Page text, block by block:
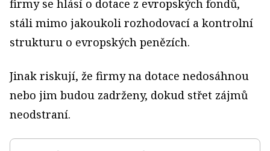
firmy se hlásí o dotace z evropských fondů,
stáli mimo jakoukoli rozhodovací a kontrolní
strukturu o evropských penězích.
Jinak riskují, že firmy na dotace nedosáhnou
nebo jim budou zadrženy, dokud střet zájmů
neodstraní.